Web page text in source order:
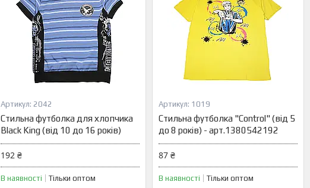
2042
Стильна футболка для хлопчика
Black King (від 10 до 16 років)
192 ₴
В наявності Тільки оптом
1019
Стильна футболка "Control" (від 5
до 8 років) - арт.1380542192
87 ₴
В наявності Тільки оптом